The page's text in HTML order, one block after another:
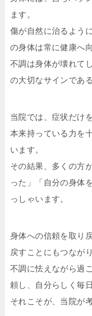
ます。
傷が自然に治るよう
の身体は常に健康へ
不調は身体が壊れて
の大切なサインであ
当院では、症状だけ
本来持っている力を
います。
その結果、多くの方
った」「自分の身体
っしゃいます。
身体への信頼を取り
戻すことにもつなが
不調に怯えながら過
頼し、自分らしく毎
それこそが、当院が